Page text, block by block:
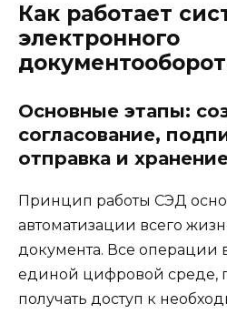
Как работает
электронного
Основные этапы:
согласование,
отправка и
Принцип работы СЭД
автоматизации всего
документа. Все операции
единой цифровой среде,
получать доступ к